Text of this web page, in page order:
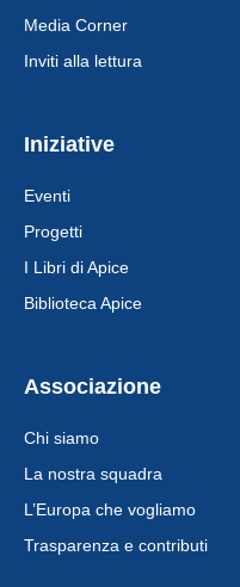
Media Corner
Inviti alla lettura
Iniziative
Eventi
Progetti
I Libri di Apice
Biblioteca Apice
Associazione
Chi siamo
La nostra squadra
L’Europa che vogliamo
Trasparenza e contributi